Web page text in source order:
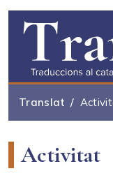
Translat
Activitat